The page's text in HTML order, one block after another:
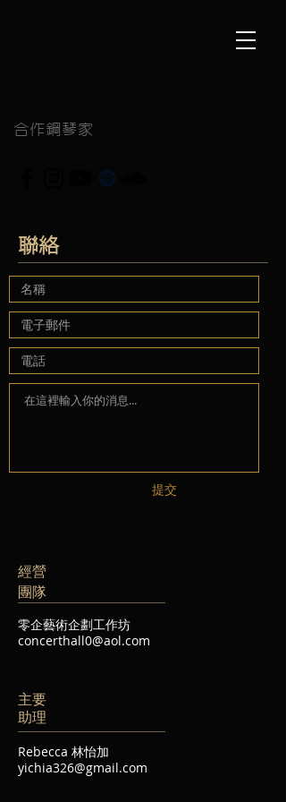
合作鋼琴家
聯絡
提交
經營
團隊
零企藝術企劃工作坊
concerthall0@aol.com
主要
助理
Rebecca 林怡加
yichia326@gmail.com